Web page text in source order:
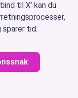
til X’ kan du
tid.